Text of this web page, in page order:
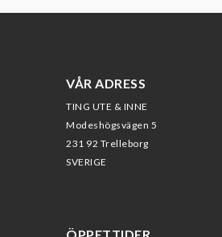
VÅR ADRESS
TING UTE & INNE
Modeshögsvägen 5
231 92 Trelleborg
SVERIGE
ÖPPETTIDER